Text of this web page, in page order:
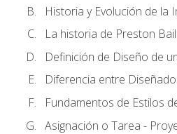
Historia y Evolución de la
La historia de Preston
Definición de Diseño de
Diferencia entre
Fundamentos de Estilos
Asignación o Tarea -